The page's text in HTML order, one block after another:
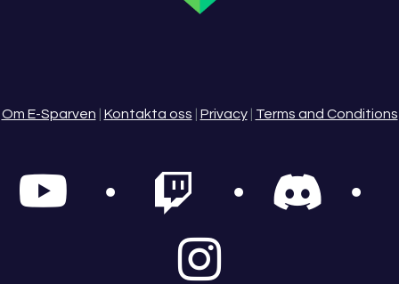
Om E-Sparven Kontakta oss Privacy| Terms and Conditions